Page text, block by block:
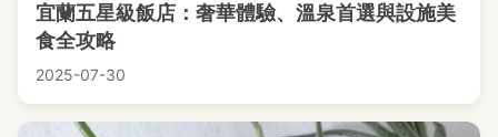
宜蘭五星級飯店：奢華體驗、溫泉首選與設施美
食全攻略
2025-07-30